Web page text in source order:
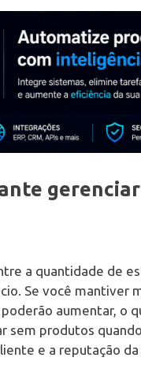
a quantidade de
Se você
aumentar, o
sem produtos
e a reputação